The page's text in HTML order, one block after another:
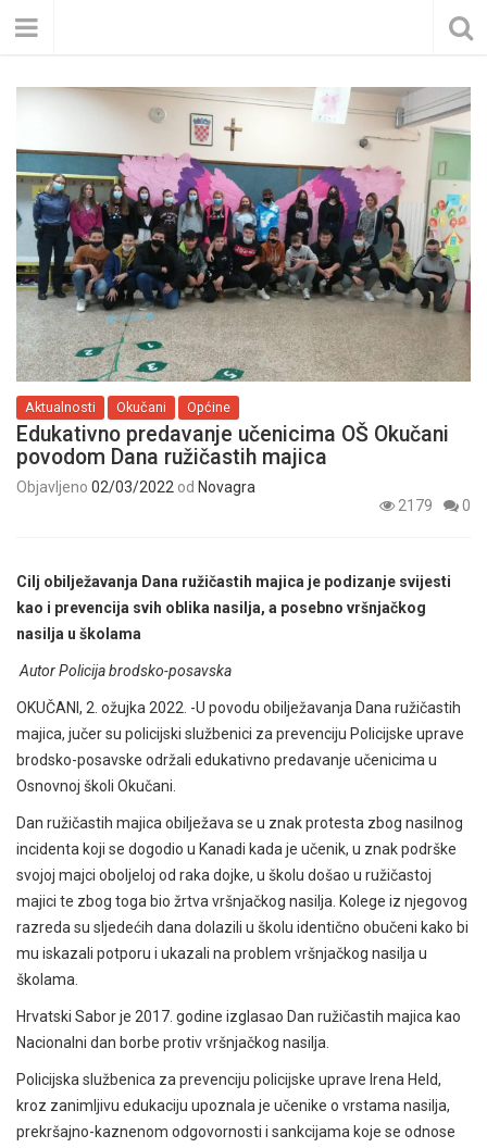
Aktualnosti Okučani Općine
Edukativno predavanje učenicima OŠ Okučani
povodom Dana ružičastih majica
Objavljeno 02/03/2022 od Novagra
2179
0
Cilj obilježavanja Dana ružičastih majica je podizanje svijesti
kao i prevencija svih oblika nasilja, a posebno vršnjačkog
nasilja u školama
Autor Policija brodsko-posavska
OKUČANI, 2. ožujka 2022. -U povodu obilježavanja Dana ružičastih
majica, jučer su policijski službenici za prevenciju Policijske uprave
brodsko-posavske održali edukativno predavanje učenicima u
Osnovnoj školi Okučani.
Dan ružičastih majica obilježava se u znak protesta zbog nasilnog
incidenta koji se dogodio u Kanadi kada je učenik, u znak podrške
svojoj majci oboljeloj od raka dojke, u školu došao u ružičastoj
majici te zbog toga bio žrtva vršnjačkog nasilja. Kolege iz njegovog
razreda su sljedećih dana dolazili u školu identično obučeni kako bi
mu iskazali potporu i ukazali na problem vršnjačkog nasilja u
školama.
Hrvatski Sabor je 2017. godine izglasao Dan ružičastih majica kao
Nacionalni dan borbe protiv vršnjačkog nasilja.
Policijska službenica za prevenciju policijske uprave Irena Held,
kroz zanimljivu edukaciju upoznala je učenike o vrstama nasilja,
prekršajno-kaznenom odgovornosti i sankcijama koje se odnose